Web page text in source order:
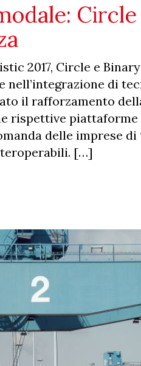
2017, Circle e
nell’integrazione di
il rafforzamento
rispettive
delle imprese
[…]